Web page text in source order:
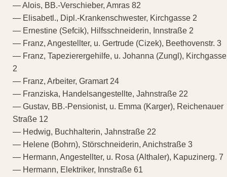
— Alois, BB.-Verschieber, Amras 82
— Elisabetl., Dipl.-Krankenschwester, Kirchgasse 2
— Ernestine (Sefcik), Hilfsschneiderin, Innstraße 2
— Franz, Angestellter, u. Gertrude (Cizek), Beethovenstr. 3
— Franz, Tapezierergehilfe, u. Johanna (Zungl), Kirchgasse
2
— Franz, Arbeiter, Gramart 24
— Franziska, Handelsangestellte, Jahnstraße 22
— Gustav, BB.-Pensionist, u. Emma (Karger), Reichenauer
Straße 12
— Hedwig, Buchhalterin, Jahnstraße 22
— Helene (Bohrn), Störschneiderin, Anichstraße 3
— Hermann, Angestellter, u. Rosa (Althaler), Kapuzinerg. 7
— Hermann, Elektriker, Innstraße 61